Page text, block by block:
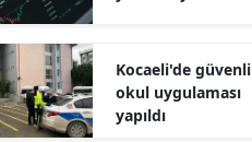
Mardin
Muğla
Kocaeli'de güvenli
okul uygulaması
yapıldı